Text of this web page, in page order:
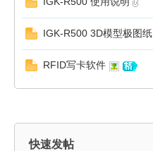
IGK-R500 3D模型极图纸
RFID写卡软件
快速发帖